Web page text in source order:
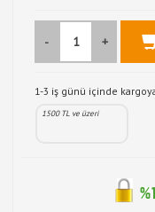
- +
1-3 iş günü içinde
1500 TL ve üzeri